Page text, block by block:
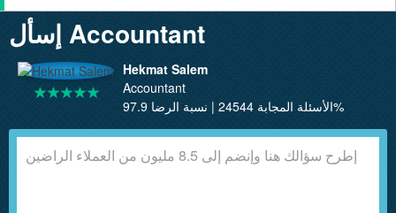
إسأل Accountant
Hekmat Salem
Accountant
الأسئلة المجابة 24544 | نسبة الرضا 97.9%